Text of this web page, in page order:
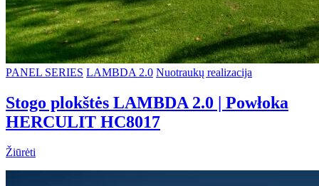
PANEL SERIES LAMBDA 2.0 Nuotraukų realizacija
Stogo plokštės LAMBDA 2.0 | Powłoka
HERCULIT HC8017
Žiūrėti